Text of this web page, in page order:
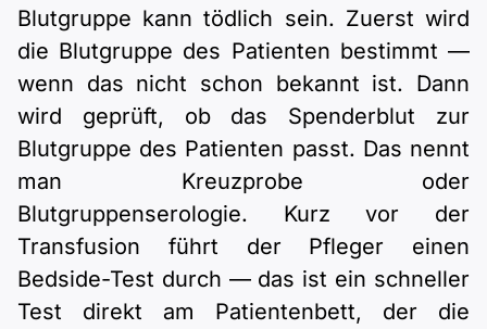
Blutgruppe kann tödlich sein. Zuerst wird
die Blutgruppe des Patienten bestimmt —
wenn das nicht schon bekannt ist. Dann
wird geprüft, ob das Spenderblut zur
Blutgruppe des Patienten passt. Das nennt
man Kreuzprobe oder
Blutgruppenserologie. Kurz vor der
Transfusion führt der Pfleger einen
Bedside-Test durch — das ist ein schneller
Test direkt am Patientenbett, der die